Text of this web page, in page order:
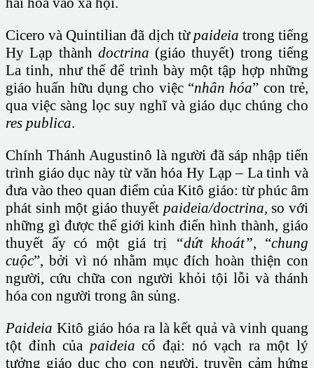
Cicero và Quintilian đã dịch từpaideia trong tiếng
Hy Lạp thành doctrina (giáo thuyết) trong tiếng
La tinh, như thế để trình bày một tập hợp những
giáo huấn hữu dụng cho việc “nhân hóa” con trẻ,
qua việc sàng lọc suy nghĩ và giáo dục chúng cho
res publica.
Chính Thánh Augustinô là người đã sáp nhập tiến
trình giáo dục này từ văn hóa Hy Lạp – La tinh và
đưa vào theo quan điểm của Kitô giáo: từ phúc âm
phát sinh một giáo thuyết paideia/doctrina, so với
những gì được thế giới kinh điển hình thành, giáo
thuyết ấy có một giá trị
“dứt khoát”, “chung
cuộc”, bởi vì nó nhằm mục đích hoàn thiện con
người, cứu chữa con người khỏi tội lỗi và thánh
hóa con người trong ân sủng.
Paideia Kitô giáo hóa ra là kết quả và vinh quang
tột đỉnh của paideiacổ đại: nó vạch ra một lý
tưởng giáo dục cho con người, truyền cảm hứng